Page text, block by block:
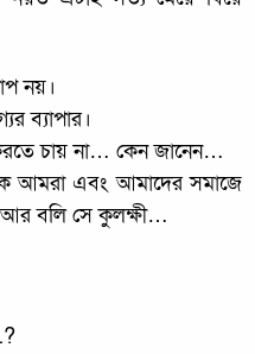
নয়।
ব্যাপার।
চায় না… কেন জানেন…
আমরা এবং আমাদের সমাজে
আর বলি সে কুলক্ষী…